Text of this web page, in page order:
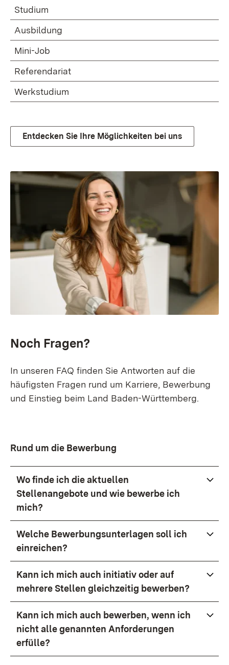
Studium
Ausbildung
Mini-Job
Referendariat
Werkstudium
Entdecken Sie Ihre Möglichkeiten bei uns
Noch Fragen?
In unseren FAQ finden Sie Antworten auf die
häufigsten Fragen rund um Karriere, Bewerbung
und Einstieg beim Land Baden-Württemberg.
Rund um die Bewerbung
Wo finde ich die aktuellen
Stellenangebote und wie bewerbe ich
mich?
Welche Bewerbungsunterlagen soll ich
einreichen?
Kann ich mich auch initiativ oder auf
mehrere Stellen gleichzeitig bewerben?
Kann ich mich auch bewerben, wenn ich
nicht alle genannten Anforderungen
erfülle?